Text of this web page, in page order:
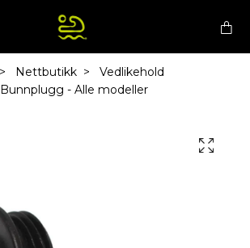
Nettbutikk
Vedlikehold
Bunnplugg - Alle modeller